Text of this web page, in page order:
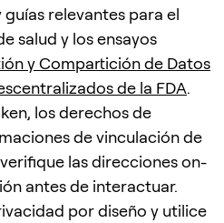
guías relevantes para el
salud y los ensayos
y Compartición de Datos
de la FDA.
los derechos de
de vinculación de
las direcciones on-
antes de interactuar.
por diseño y utilice